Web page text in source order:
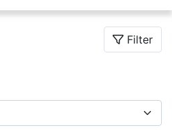
Filter